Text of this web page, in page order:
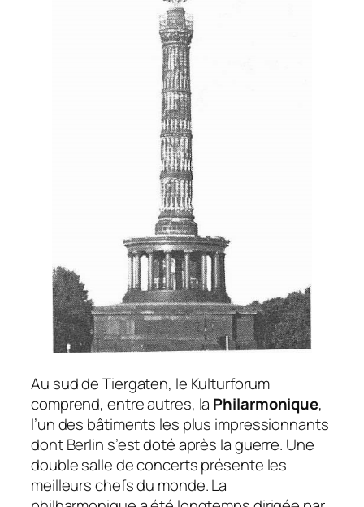
Au sud de Tiergaten, le Kulturforum
comprend, entre autres, la Philarmonique,
l’un des bâtiments les plus impressionnants
dont Berlin s’est doté après la guerre. Une
double salle de concerts présente les
meilleurs chefs du monde. La